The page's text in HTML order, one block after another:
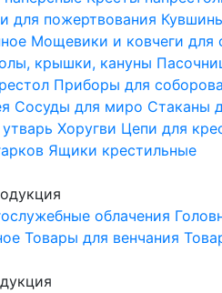
для пожертвования
Мощевики и ковчеги для
крышки, кануны
Приборы для
Сосуды для миро Стаканы
утварьХоругви Цепи для
Ящики крестильные
облачения
Товары для венчания